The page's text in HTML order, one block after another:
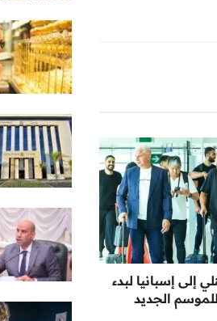
إلى إسبانيا لبدء
الجديد